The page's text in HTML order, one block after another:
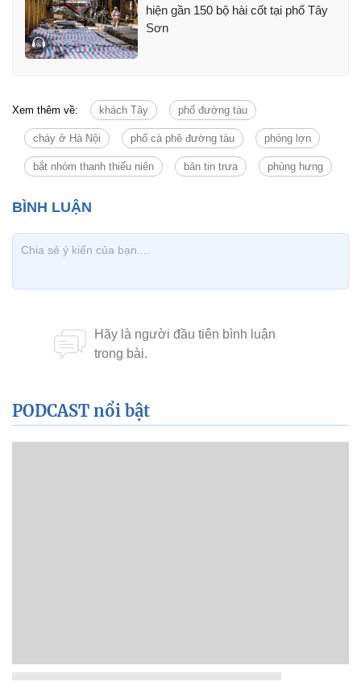
hiện gần 150 bộ hài cốt tại phố Tây
Sơn
Xem thêm về: khách Tây phố đường tàu
cháy ở Hà Nội phố cà phê đường tàu phóng lợn
bắt nhóm thanh thiếu niên bản tin trưa phùng hưng
PODCAST nổi bật